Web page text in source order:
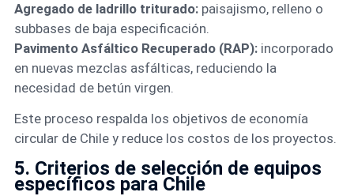
Agregado de ladrillo triturado:paisajismo, relleno o
subbases de baja especificación.
Pavimento Asfáltico Recuperado (RAP): incorporado
en nuevas mezclas asfálticas, reduciendo la
necesidad de betún virgen.
Este proceso respalda los objetivos de economía
circular de Chile y reduce los costos de los proyectos.
5. Criterios de selección de equipos
específicos para Chile